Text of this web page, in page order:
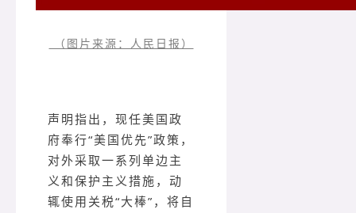
（图片来源：人民日报）
声明指出，现任美国政
府奉行“美国优先”政策，
对外采取一系列单边主
义和保护主义措施，动
辄使用关税“大棒”，将自